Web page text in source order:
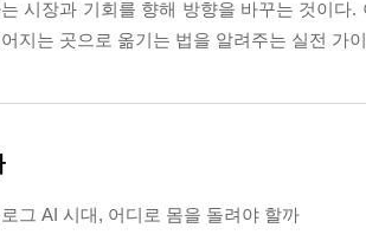
시장과 기회를 향해 방향을 바꾸는 것이다
지는 곳으로 옮기는 법을 알려주는 실전 가
그 AI 시대, 어디로 몸을 돌려야 할까